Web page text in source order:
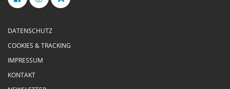
DATENSCHUTZ
COOKIES & TRACKING
IMPRESSUM
KONTAKT